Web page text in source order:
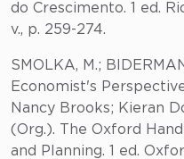
do Crescimento. 1 ed.
v., p. 259-274.
SMOLKA, M.;
Economist's
Nancy Brooks; Kieran
(Org.). The Oxford
and Planning. 1 ed.